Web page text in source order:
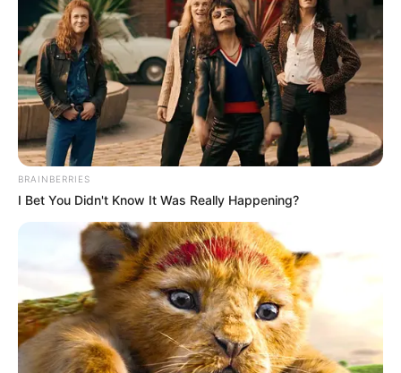
BRAINBERRIES
I Bet You Didn't Know It Was Really Happening?